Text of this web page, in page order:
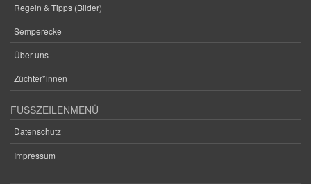
Regeln & Tipps (Bilder)
Semperecke
Über uns
Züchter*innen
FUSSZEILENMENÜ
Datenschutz
Impressum